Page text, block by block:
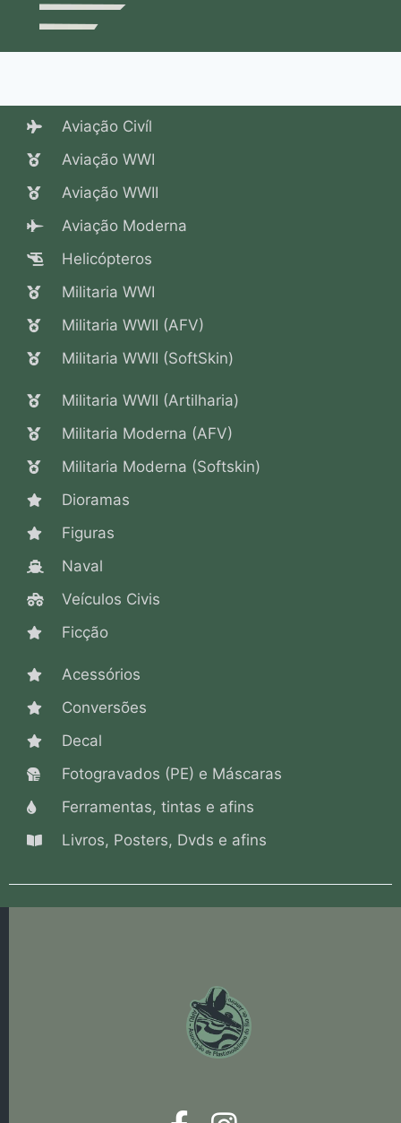
Aviação Civíl
Aviação WWI
Aviação WWII
Aviação Moderna
Helicópteros
Militaria WWI
Militaria WWII (AFV)
Militaria WWII (SoftSkin)
Militaria WWII (Artilharia)
Militaria Moderna (AFV)
Militaria Moderna (Softskin)
Dioramas
Figuras
Naval
Veículos Civis
Ficção
Acessórios
Conversões
Decal
Fotogravados (PE) e Máscaras
Ferramentas, tintas e afins
Livros, Posters, Dvds e afins